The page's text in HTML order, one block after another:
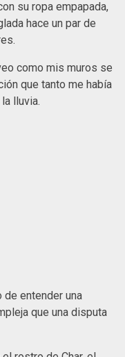
su ropa empapada,
hace un par de
como mis muros se
que tanto me había
lluvia.
de entender una
que una disputa